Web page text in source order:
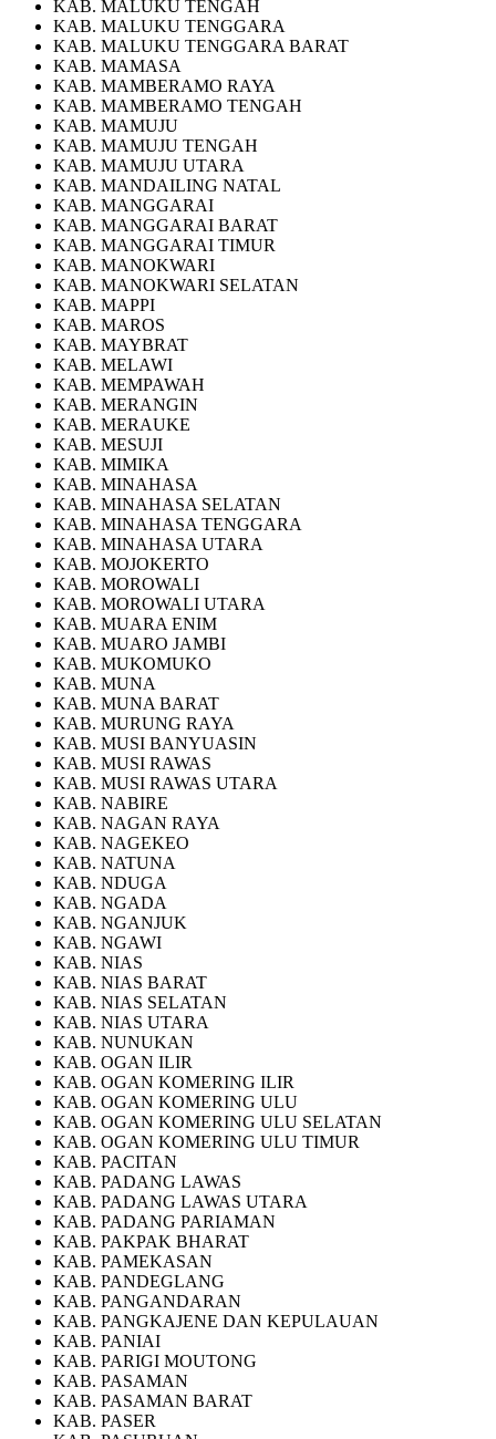
KAB. MALUKU TENGAH
KAB. MALUKU TENGGARA
KAB. MALUKU TENGGARA BARAT
KAB. MAMASA
KAB. MAMBERAMO RAYA
KAB. MAMBERAMO TENGAH
KAB. MAMUJU
KAB. MAMUJU TENGAH
KAB. MAMUJU UTARA
KAB. MANDAILING NATAL
KAB. MANGGARAI
KAB. MANGGARAI BARAT
KAB. MANGGARAI TIMUR
KAB. MANOKWARI
KAB. MANOKWARI SELATAN
KAB. MAPPI
KAB. MAROS
KAB. MAYBRAT
KAB. MELAWI
KAB. MEMPAWAH
KAB. MERANGIN
KAB. MERAUKE
KAB. MESUJI
KAB. MIMIKA
KAB. MINAHASA
KAB. MINAHASA SELATAN
KAB. MINAHASA TENGGARA
KAB. MINAHASA UTARA
KAB. MOJOKERTO
KAB. MOROWALI
KAB. MOROWALI UTARA
KAB. MUARA ENIM
KAB. MUARO JAMBI
KAB. MUKOMUKO
KAB. MUNA
KAB. MUNA BARAT
KAB. MURUNG RAYA
KAB. MUSI BANYUASIN
KAB. MUSI RAWAS
KAB. MUSI RAWAS UTARA
KAB. NABIRE
KAB. NAGAN RAYA
KAB. NAGEKEO
KAB. NATUNA
KAB. NDUGA
KAB. NGADA
KAB. NGANJUK
KAB. NGAWI
KAB. NIAS
KAB. NIAS BARAT
KAB. NIAS SELATAN
KAB. NIAS UTARA
KAB. NUNUKAN
KAB. OGAN ILIR
KAB. OGAN KOMERING ILIR
KAB. OGAN KOMERING ULU
KAB. OGAN KOMERING ULU SELATAN
KAB. OGAN KOMERING ULU TIMUR
KAB. PACITAN
KAB. PADANG LAWAS
KAB. PADANG LAWAS UTARA
KAB. PADANG PARIAMAN
KAB. PAKPAK BHARAT
KAB. PAMEKASAN
KAB. PANDEGLANG
KAB. PANGANDARAN
KAB. PANGKAJENE DAN KEPULAUAN
KAB. PANIAI
KAB. PARIGI MOUTONG
KAB. PASAMAN
KAB. PASAMAN BARAT
KAB. PASER